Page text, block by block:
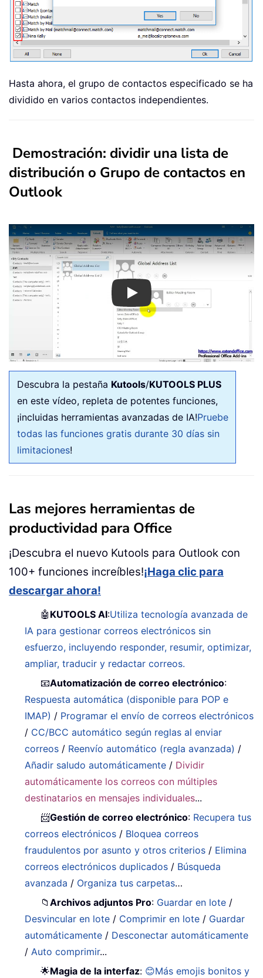
Hasta ahora, el grupo de contactos especificado se ha
dividido en varios contactos independientes.
Demostración: dividir una lista de
distribución o Grupo de contactos en
Outlook
Play
Descubra la pestaña Kutools/KUTOOLS PLUS
en este vídeo, repleta de potentes funciones,
¡incluidas herramientas avanzadas de IA!Pruebe
todas las funciones gratis durante 30 días sin
limitaciones!
Las mejores herramientas de
productividad para Office
¡Descubra el nuevo Kutools para Outlook con
100+ funciones increíbles!¡Haga clic para
descargar ahora!
🤖 KUTOOLS AI:Utiliza tecnología avanzada de
IA para gestionar correos electrónicos sin
esfuerzo, incluyendo responder, resumir, optimizar,
ampliar, traducir y redactar correos.
📧Automatización de correo electrónico:
Respuesta automática (disponible para POP e
IMAP) / Programar el envío de correos electrónicos
/ CC/BCC automático según reglas al enviar
correos / Reenvío automático (regla avanzada) /
Añadir saludo automáticamente / Dividir
automáticamente los correos con múltiples
destinatarios en mensajes individuales...
📨Gestión de correo electrónico: Recupera tus
correos electrónicos / Bloquea correos
fraudulentos por asunto y otros criterios / Elimina
correos electrónicos duplicados / Búsqueda
avanzada / Organiza tus carpetas…
📁Archivos adjuntos Pro: Guardar en lote /
Desvincular en lote / Comprimir en lote / Guardar
automáticamente / Desconectar automáticamente
/Auto comprimir...
🌟Magia de la interfaz: 😊Más emojis bonitos y